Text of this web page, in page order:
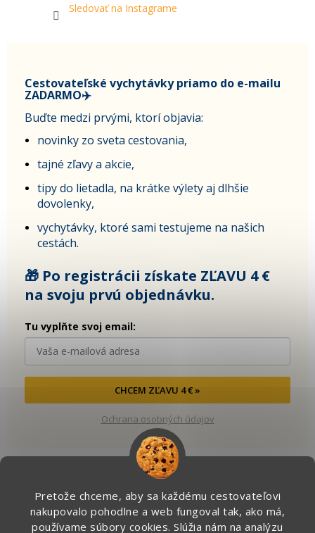
Pretože chceme, aby sa každému cestovateľovi
nakupovalo pohodlne a web fungoval tak, ako má,
používame súbory cookies. Slúžia nám na analýzu
Sledovať na Instagrame
Cestovateľské vychytávky priamo do e-mailu
ZADARMO✈️
Buďte medzi prvými, ktorí objavia:
novinky zo sveta cestovania,
tajné zľavy a akcie,
tipy do lietadla, na krátke výlety aj dlhšie
dovolenky,
vychytávky, ktoré sami testujeme na našich
cestách.
🎁 Po registrácii získate ZĽAVU 4 €
na svoju prvú objednávku.
Tu vyplňte svoj email:
CHCEM ZĽAVU 4 € »
Ochrana osobných údajov
Kontakt